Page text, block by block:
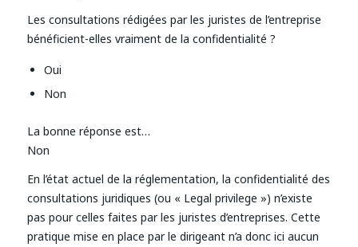
Les consultations rédigées par les juristes de l’entreprise
bénéficient-elles vraiment de la confidentialité ?
Oui
Non
La bonne réponse est…
Non
En l’état actuel de la réglementation, la confidentialité des
consultations juridiques (ou « Legal privilege ») n’existe
pas pour celles faites par les juristes d’entreprises. Cette
pratique mise en place par le dirigeant n’a donc ici aucun